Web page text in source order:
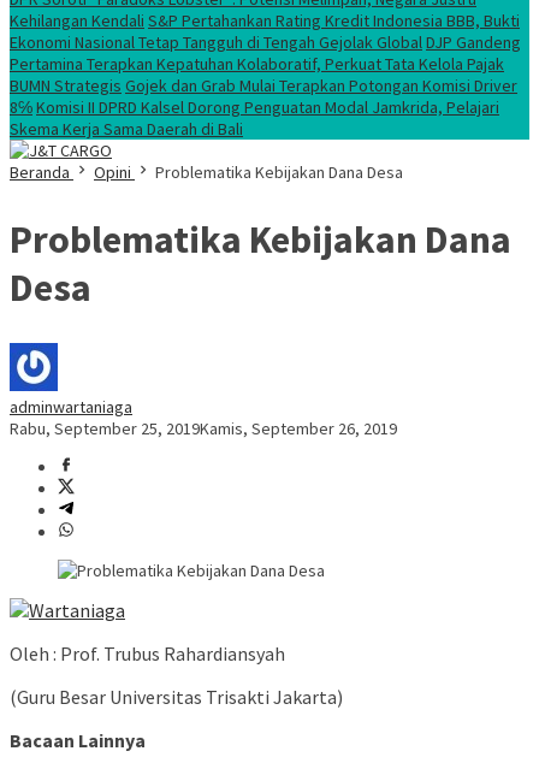
Kehilangan Kendali S&P Pertahankan Rating Kredit Indonesia BBB, Bukti
Ekonomi Nasional Tetap Tangguh di Tengah Gejolak GlobalDJP Gandeng
Pertamina Terapkan Kepatuhan Kolaboratif, Perkuat Tata Kelola Pajak
BUMN Strategis Gojek dan Grab Mulai Terapkan Potongan Komisi Driver
8℅Komisi II DPRD Kalsel Dorong Penguatan Modal Jamkrida, Pelajari
Skema Kerja Sama Daerah di Bali
Beranda
Opini Problematika Kebijakan Dana Desa
Problematika Kebijakan Dana
Desa
adminwartaniaga
Rabu, September 25, 2019Kamis, September 26, 2019
Oleh : Prof. Trubus Rahardiansyah
(Guru Besar Universitas Trisakti Jakarta)
Bacaan Lainnya